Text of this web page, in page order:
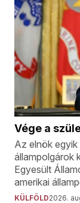
Vége a
Az elnök
állampolgárok
Egyesült
amerikai
KÜLFÖLD2026.